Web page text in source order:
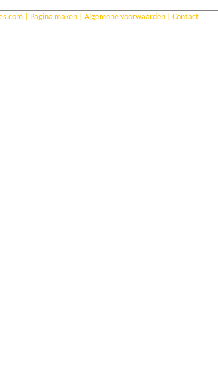
| Pagina maken| Algemene voorwaarden| Contact